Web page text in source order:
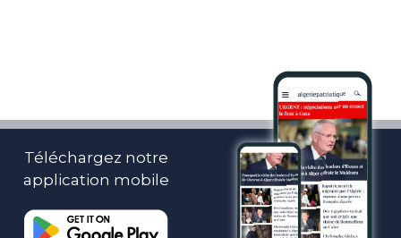
Téléchargez notre
application mobile